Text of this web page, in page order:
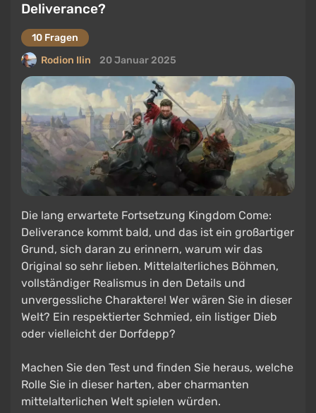
Deliverance?
10 Fragen
Rodion Ilin
20 Januar 2025
Die lang erwartete Fortsetzung Kingdom Come:
Deliverance kommt bald, und das ist ein großartiger
Grund, sich daran zu erinnern, warum wir das
Original so sehr lieben. Mittelalterliches Böhmen,
vollständiger Realismus in den Details und
unvergessliche Charaktere! Wer wären Sie in dieser
Welt? Ein respektierter Schmied, ein listiger Dieb
oder vielleicht der Dorfdepp?
Machen Sie den Test und finden Sie heraus, welche
Rolle Sie in dieser harten, aber charmanten
mittelalterlichen Welt spielen würden.